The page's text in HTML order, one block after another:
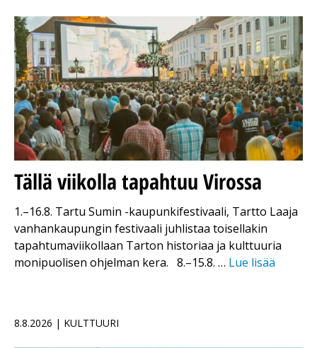
Tällä viikolla tapahtuu Virossa
1.–16.8. Tartu Sumin -kaupunkifestivaali, Tartto Laaja
vanhankaupungin festivaali juhlistaa toisellakin
tapahtumaviikollaan Tarton historiaa ja kulttuuria
monipuolisen ohjelman kera. 8.–15.8. … Lue lisää
8.8.2026 | KULTTUURI